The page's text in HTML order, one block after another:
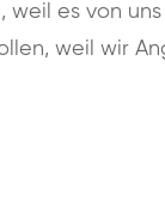
es von
weil wir